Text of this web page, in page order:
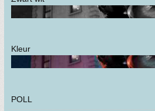
Kleur
POLL